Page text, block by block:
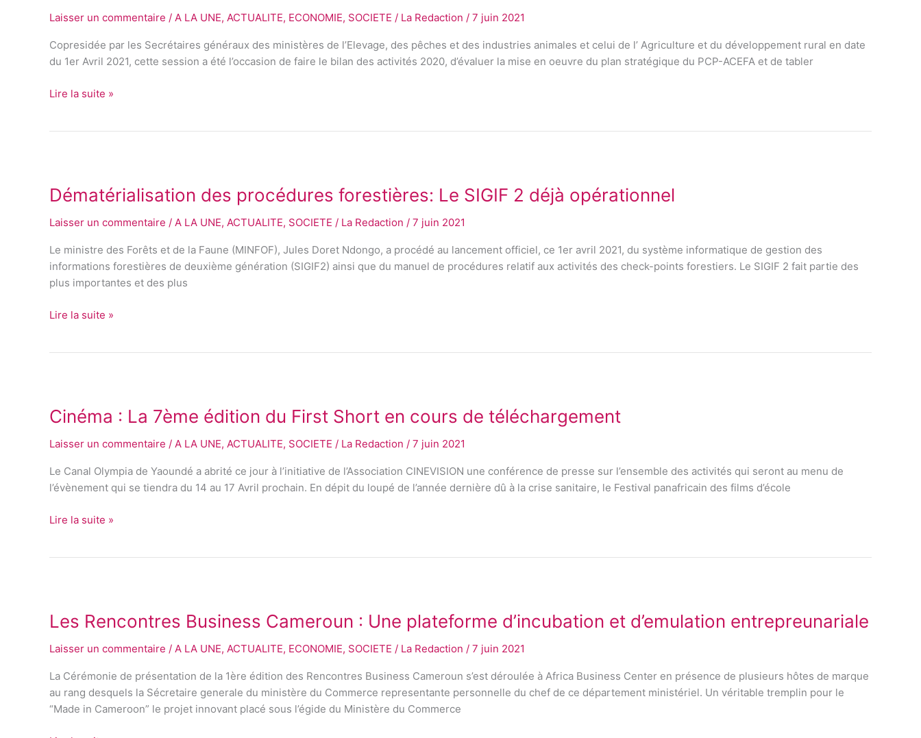
Laisser un commentaire / A LA UNE, ACTUALITE, ECONOMIE, SOCIETE / La Redaction / 7 juin 2021
Copresidée par les Secrétaires généraux des ministères de l’Elevage, des pêches et des industries animales et celui de l’ Agriculture et du développement rural en date
du 1er Avril 2021, cette session a été l’occasion de faire le bilan des activités 2020, d’évaluer la mise en oeuvre du plan stratégique du PCP-ACEFA et de tabler
pilotage
PCP-
ACEFA
Une
pour
Lire la suite »
Dématérialisation des procédures forestières: Le SIGIF 2 déjà opérationnel
Laisser un commentaire / A LA UNE, ACTUALITE, SOCIETE / La Redaction / 7 juin 2021
Le ministre des Forêts et de la Faune (MINFOF), Jules Doret Ndongo, a procédé au lancement officiel, ce 1er avril 2021, du système informatique de gestion des
informations forestières de deuxième génération (SIGIF2) ainsi que du manuel de procédures relatif aux activités des check-points forestiers. Le SIGIF 2 fait partie des
plus importantes et des plus
procédures
Le
2
déjà
opérationnel
Lire la suite »
Cinéma : La 7ème édition du First Short en cours de téléchargement
Laisser un commentaire / A LA UNE, ACTUALITE, SOCIETE / La Redaction / 7 juin 2021
Le Canal Olympia de Yaoundé a abrité ce jour à l’initiative de l’Association CINEVISION une conférence de presse sur l’ensemble des activités qui seront au menu de
l’évènement qui se tiendra du 14 au 17 Avril prochain. En dépit du loupé de l’année dernière dû à la crise sanitaire, le Festival panafricain des films d’école
La
édition
First
Short
en
cours
téléchargement
Lire la suite »
Les Rencontres Business Cameroun : Une plateforme d’incubation et d’emulation entrepreunariale
Laisser un commentaire / A LA UNE, ACTUALITE, ECONOMIE, SOCIETE / La Redaction / 7 juin 2021
La Cérémonie de présentation de la 1ère édition des Rencontres Business Cameroun s’est déroulée à Africa Business Center en présence de plusieurs hôtes de marque
au rang desquels la Sécretaire generale du ministère du Commerce representante personnelle du chef de ce département ministériel. Un véritable tremplin pour le
“Made in Cameroon” le projet innovant placé sous l’égide du Ministère du Commerce
Business
:
plateforme
d’incubation
et
d’emulation